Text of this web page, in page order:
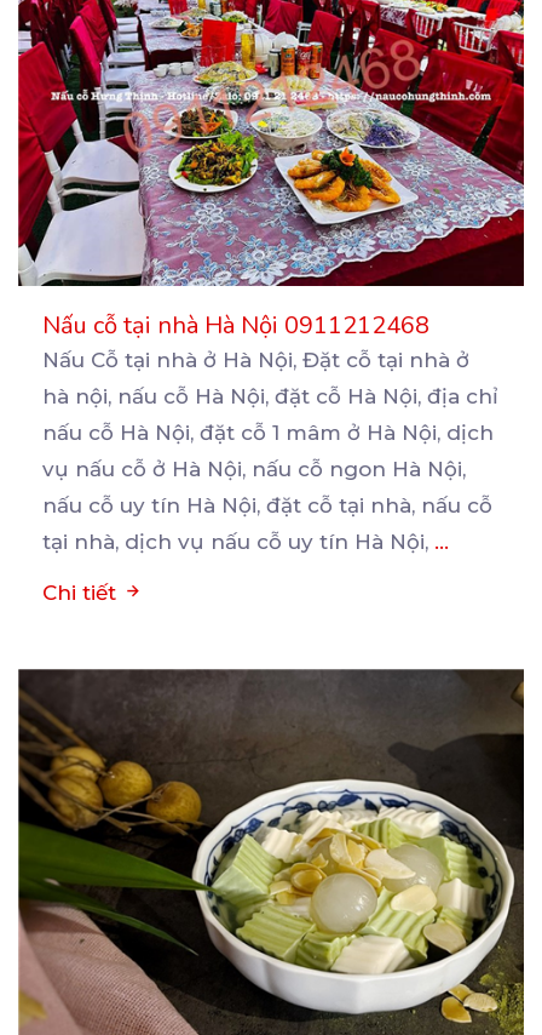
Nấu cỗ tại nhà Hà Nội 0911212468
Nấu Cỗ tại nhà ở Hà Nội, Đặt cỗ tại nhà ở
hà nội, nấu cỗ Hà Nội, đặt cỗ Hà Nội, địa chỉ
nấu cỗ Hà Nội, đặt cỗ 1 mâm ở Hà Nội, dịch
vụ nấu cỗ ở Hà Nội, nấu cỗ ngon Hà Nội,
nấu cỗ uy tín Hà Nội, đặt cỗ tại nhà, nấu cỗ
tại nhà, dịch vụ nấu cỗ uy tín Hà Nội, ...
Chi tiết